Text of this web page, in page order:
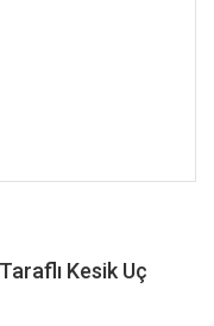
Kesik Uç